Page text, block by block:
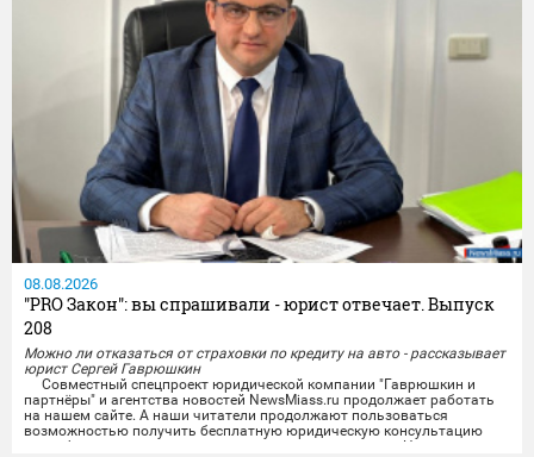
08.08.2026
"PRO Закон": вы спрашивали - юрист отвечает. Выпуск
208
Можно ли отказаться от страховки по кредиту на авто - рассказывает
юрист Сергей Гаврюшкин
Совместный спецпроект юридической компании "Гаврюшкин и
партнёры" и агентства новостей NewsMiass.ru продолжает работать
на нашем сайте. А наши читатели продолжают пользоваться
возможностью получить бесплатную юридическую консультацию
квалифицированного специалиста не выходя из дома. На вопросы